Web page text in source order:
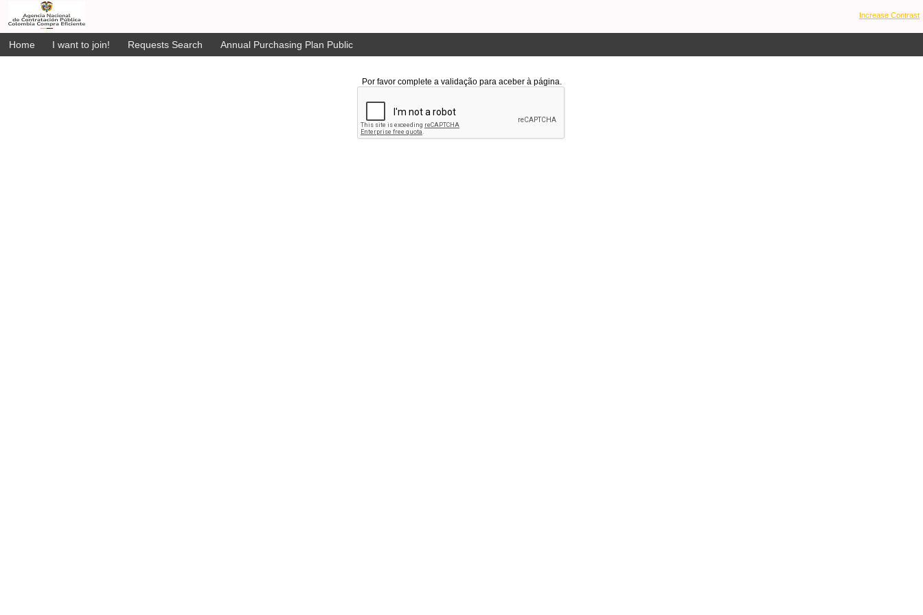
Increase Contrast
Home I want to join! Requests Search Annual Purchasing Plan Public
Por favor complete a validação para aceber à página.